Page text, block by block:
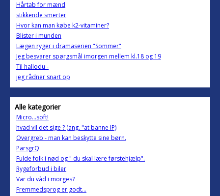
Hårtab for mænd
stikkende smerter
Hvor kan man købe k2-vitaminer?
Blister i munden
Lægen ryger i dramaserien "Sommer"
Jeg besvarer spørgsmål imorgen mellem kl.18 og 19
Til hallodu -
jeg rådner snart op
Alle kategorier
Micro...soft!
hvad vil det sige ? (ang. "at banne IP)
Overgreb - man kan beskytte sine børn.
ParsgrQ
Fulde folk i nød og " du skal lære førstehjælp".
Rygeforbud i biler
Var du våd i morges?
Fremmedsprog er godt...